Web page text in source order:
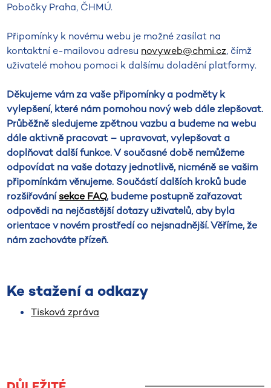
Pobočky Praha, ČHMÚ.
Připomínky k novému webu je možné zasílat na
kontaktní e-mailovou adresu novyweb@chmi.cz, čímž
uživatelé mohou pomoci k dalšímu doladění platformy.
Děkujeme vám za vaše připomínky a podměty k
vylepšení, které nám pomohou nový web dále zlepšovat.
Průběžně sledujeme zpětnou vazbu a budeme na webu
dále aktivně pracovat – upravovat, vylepšovat a
doplňovat další funkce. V současné době nemůžeme
odpovídat na vaše dotazy jednotlivě, nicméně se vašim
připomínkám věnujeme. Součástí dalších kroků bude
rozšiřovánísekce FAQ, budeme postupně zařazovat
odpovědi na nejčastější dotazy uživatelů, aby byla
orientace v novém prostředí co nejsnadnější. Věříme, že
nám zachováte přízeň.
Ke stažení a odkazy
Tisková zpráva